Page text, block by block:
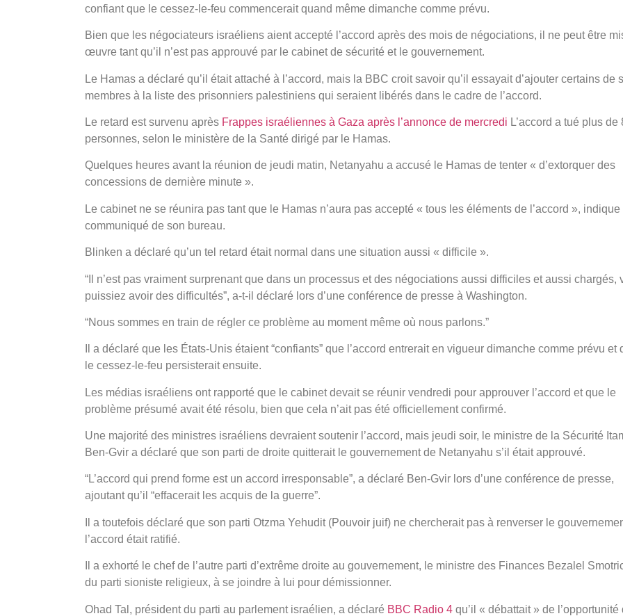
confiant que le cessez-le-feu commencerait quand même dimanche comme prévu.
Bien que les négociateurs israéliens aient accepté l’accord après des mois de négociations, il ne peut être
œuvre tant qu’il n’est pas approuvé par le cabinet de sécurité et le gouvernement.
Le Hamas a déclaré qu’il était attaché à l’accord, mais la BBC croit savoir qu’il essayait d’ajouter certains de
membres à la liste des prisonniers palestiniens qui seraient libérés dans le cadre de l’accord.
Le retard est survenu après Frappes israéliennes à Gaza après l’annonce de mercredi L’accord a tué plus de
personnes, selon le ministère de la Santé dirigé par le Hamas.
Quelques heures avant la réunion de jeudi matin, Netanyahu a accusé le Hamas de tenter « d’extorquer des
concessions de dernière minute ».
Le cabinet ne se réunira pas tant que le Hamas n’aura pas accepté « tous les éléments de l’accord », indique
communiqué de son bureau.
Blinken a déclaré qu’un tel retard était normal dans une situation aussi « difficile ».
“Il n’est pas vraiment surprenant que dans un processus et des négociations aussi difficiles et aussi chargés,
puissiez avoir des difficultés”, a-t-il déclaré lors d’une conférence de presse à Washington.
“Nous sommes en train de régler ce problème au moment même où nous parlons.”
Il a déclaré que les États-Unis étaient “confiants” que l’accord entrerait en vigueur dimanche comme prévu et
le cessez-le-feu persisterait ensuite.
Les médias israéliens ont rapporté que le cabinet devait se réunir vendredi pour approuver l’accord et que le
problème présumé avait été résolu, bien que cela n’ait pas été officiellement confirmé.
Une majorité des ministres israéliens devraient soutenir l’accord, mais jeudi soir, le ministre de la Sécurité
Ben-Gvir a déclaré que son parti de droite quitterait le gouvernement de Netanyahu s’il était approuvé.
“L’accord qui prend forme est un accord irresponsable”, a déclaré Ben-Gvir lors d’une conférence de presse,
ajoutant qu’il “effacerait les acquis de la guerre”.
Il a toutefois déclaré que son parti Otzma Yehudit (Pouvoir juif) ne chercherait pas à renverser le
l’accord était ratifié.
Il a exhorté le chef de l’autre parti d’extrême droite au gouvernement, le ministre des Finances Bezalel
du parti sioniste religieux, à se joindre à lui pour démissionner.
Ohad Tal, président du parti au parlement israélien, a déclaré BBC Radio 4 qu’il « débattait » de l’opportunité